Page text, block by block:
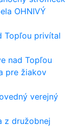
OHNIVÝ
Topľou privítal
nad Topľou
pre žiakov
verejný
z družobnej